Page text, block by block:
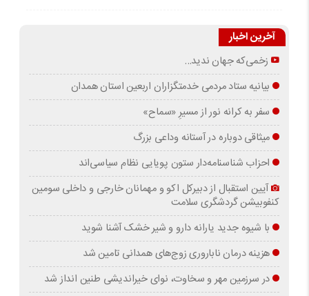
آخرین اخبار
زخمی‌که جهان ندید…
بیانیه ستاد مردمی خدمتگزاران اربعین استان همدان
سفر به کرانه‌ نور از مسیرِ «سماح»
میثاقی دوباره در آستانه‌ وداعی بزرگ
احزاب شناسنامه‌دار ستون پویایی نظام سیاسی‌اند
آیین استقبال از دبیرکل اکو و مهمانان خارجی و داخلی سومین
کنفوبیشن گردشگری سلامت
با شیوه جدید یارانه دارو و شیر خشک آشنا شوید
هزینه درمان ناباروری زوج‌های همدانی تامین شد
در سرزمین مهر و سخاوت، نوای خیراندیشی طنین انداز شد